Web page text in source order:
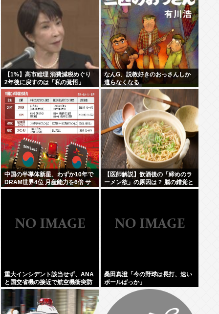
【1%】高市総理 消費減税めぐり
2年後に戻すのは「私の覚悟」
なんG、説教好きのおっさんしか
遺らなくなる
中国の半導体新星、わずか10年で
DRAM世界4位 月産能力を6倍 サ
ムスン・SK・マイクロンの3社寡
【医師解説】飲酒後の「締めのラ
ーメン欲」の原因は？ 脳の錯覚と
真実
重大インシデント該当せず、ANA
と国交省機の接近で航空機衝突防
止装置（TCAS）の警報が作動し
たトラブル、羽田空港沖、全日空
に通知
桑田真澄「今の野球は長打、速い
ボールばっか」